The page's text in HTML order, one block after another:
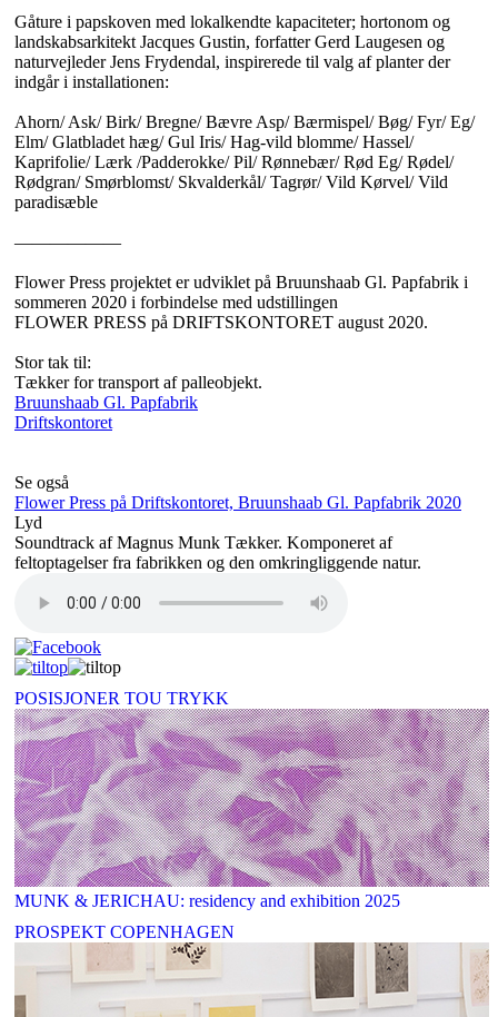
Gåture i papskoven med lokalkendte kapaciteter; hortonom og
landskabsarkitekt Jacques Gustin, forfatter Gerd Laugesen og
naturvejleder Jens Frydendal, inspirerede til valg af planter der
indgår i installationen:
Ahorn/ Ask/ Birk/ Bregne/ Bævre Asp/ Bærmispel/ Bøg/ Fyr/ Eg/
Elm/ Glatbladet hæg/ Gul Iris/ Hag-vild blomme/ Hassel/
Kaprifolie/ Lærk /Padderokke/ Pil/ Rønnebær/ Rød Eg/ Rødel/
Rødgran/ Smørblomst/ Skvalderkål/ Tagrør/ Vild Kørvel/ Vild
paradisæble
——————
Flower Press projektet er udviklet på Bruunshaab Gl. Papfabrik i
sommeren 2020 i forbindelse med udstillingen
FLOWER PRESS på DRIFTSKONTORET august 2020.
Stor tak til:
Tækker for transport af palleobjekt.
Bruunshaab Gl. Papfabrik
Driftskontoret
Se også
Flower Press på Driftskontoret, Bruunshaab Gl. Papfabrik 2020
Lyd
Soundtrack af Magnus Munk Tækker. Komponeret af
feltoptagelser fra fabrikken og den omkringliggende natur.
POSISJONER TOU TRYKK
MUNK & JERICHAU: residency and exhibition 2025
PROSPEKT COPENHAGEN